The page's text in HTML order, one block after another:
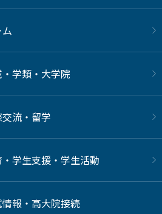
学類・大学院
流・留学
学生支援・学生活動
情報・高大院接続